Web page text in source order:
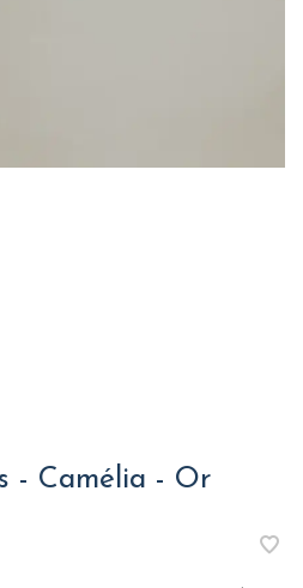
- Camélia - Or